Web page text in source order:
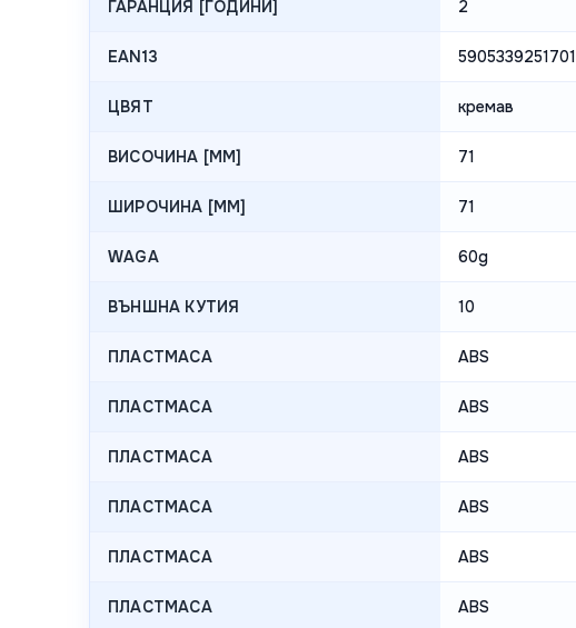
ГАРАНЦИЯ [ГОДИНИ] 2
EAN13 5905339251701
ЦВЯТ кремав
ВИСОЧИНА [MM] 71
ШИРОЧИНА [MM] 71
WAGA 60g
ВЪНШНА КУТИЯ 10
ПЛАСТМАСА ABS
ПЛАСТМАСА ABS
ПЛАСТМАСА ABS
ПЛАСТМАСА ABS
ПЛАСТМАСА ABS
ПЛАСТМАСА ABS